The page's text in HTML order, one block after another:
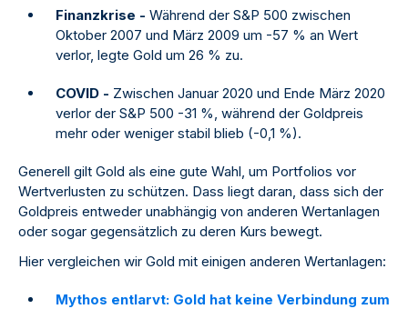
Finanzkrise - Während der S&P 500 zwischen
Oktober 2007 und März 2009 um -57 % an Wert
verlor, legte Gold um 26 % zu.
COVID - Zwischen Januar 2020 und Ende März 2020
verlor der S&P 500 -31 %, während der Goldpreis
mehr oder weniger stabil blieb (-0,1 %).
Generell gilt Gold als eine gute Wahl, um Portfolios vor
Wertverlusten zu schützen. Dass liegt daran, dass sich der
Goldpreis entweder unabhängig von anderen Wertanlagen
oder sogar gegensätzlich zu deren Kurs bewegt.
Hier vergleichen wir Gold mit einigen anderen Wertanlagen:
Mythos entlarvt: Gold hat keine Verbindung zum